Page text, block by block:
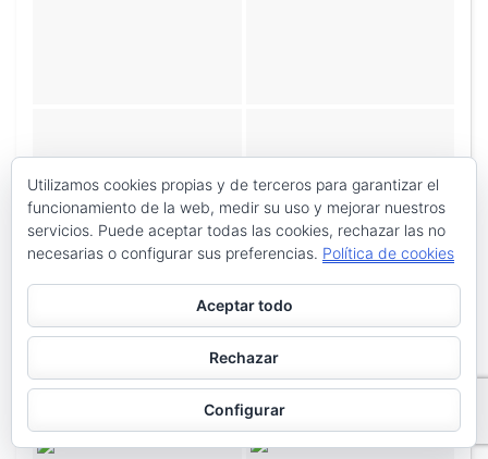
« ‹ de3 › »
Utilizamos cookies propias y de terceros para garantizar el
funcionamiento de la web, medir su uso y mejorar nuestros
servicios. Puede aceptar todas las cookies, rechazar las no
necesarias o configurar sus preferencias. Política de cookies
Aceptar todo
Rechazar
Configurar